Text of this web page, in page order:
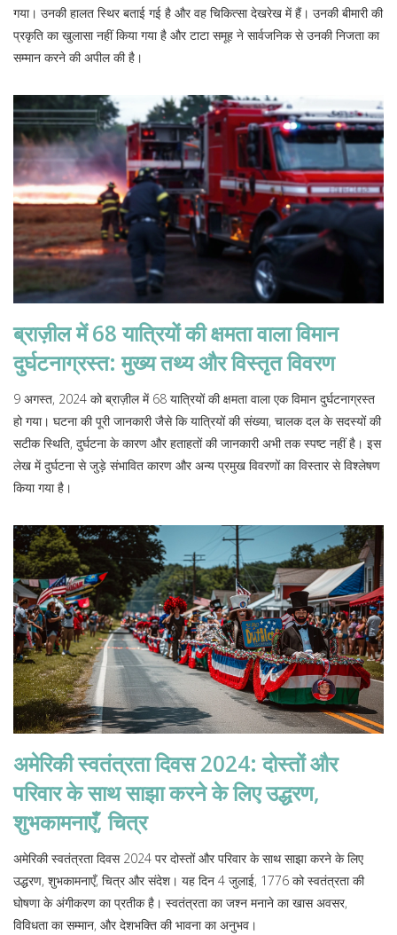
गया। उनकी हालत स्थिर बताई गई है और वह चिकित्सा देखरेख में हैं। उनकी बीमारी की
प्रकृति का खुलासा नहीं किया गया है और टाटा समूह ने सार्वजनिक से उनकी निजता का
सम्मान करने की अपील की है।
ब्राज़ील में 68 यात्रियों की क्षमता वाला विमान
दुर्घटनाग्रस्त: मुख्य तथ्य और विस्तृत विवरण
9 अगस्त, 2024 को ब्राज़ील में 68 यात्रियों की क्षमता वाला एक विमान दुर्घटनाग्रस्त
हो गया। घटना की पूरी जानकारी जैसे कि यात्रियों की संख्या, चालक दल के सदस्यों की
सटीक स्थिति, दुर्घटना के कारण और हताहतों की जानकारी अभी तक स्पष्ट नहीं है। इस
लेख में दुर्घटना से जुड़े संभावित कारण और अन्य प्रमुख विवरणों का विस्तार से विश्लेषण
किया गया है।
अमेरिकी स्वतंत्रता दिवस 2024: दोस्तों और
परिवार के साथ साझा करने के लिए उद्धरण,
शुभकामनाएँ, चित्र
अमेरिकी स्वतंत्रता दिवस 2024 पर दोस्तों और परिवार के साथ साझा करने के लिए
उद्धरण, शुभकामनाएँ, चित्र और संदेश। यह दिन 4 जुलाई, 1776 को स्वतंत्रता की
घोषणा के अंगीकरण का प्रतीक है। स्वतंत्रता का जश्न मनाने का खास अवसर,
विविधता का सम्मान, और देशभक्ति की भावना का अनुभव।